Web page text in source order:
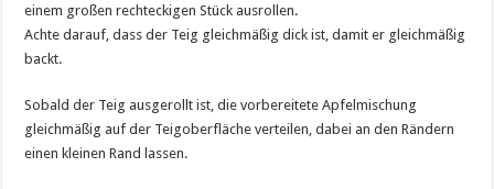
einem großen rechteckigen Stück ausrollen.
Achte darauf, dass der Teig gleichmäßig dick ist, damit er gleichmäßig
backt.
Sobald der Teig ausgerollt ist, die vorbereitete Apfelmischung
gleichmäßig auf der Teigoberfläche verteilen, dabei an den Rändern
einen kleinen Rand lassen.